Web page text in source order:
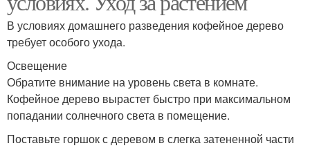
В условиях домашнего разведения кофейное дерево
требует особого ухода.
Освещение
Обратите внимание на уровень света в комнате.
Кофейное дерево вырастет быстро при максимальном
попадании солнечного света в помещение.
Поставьте горшок с деревом в слегка затененной части